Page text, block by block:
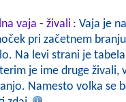
vaja - živali : Vaja je
pri začetnem
Na levi strani je
je ime druge živali,
Namesto volka se